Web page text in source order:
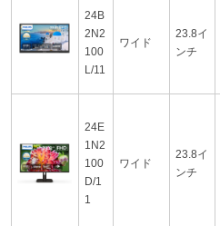
24B
2N2
100
L/11
ワイド
23.8イ
ンチ
24E
1N2
100
D/1
1
ワイド
23.8イ
ンチ